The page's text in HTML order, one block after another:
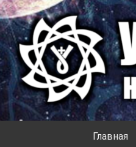
Университет
Главная